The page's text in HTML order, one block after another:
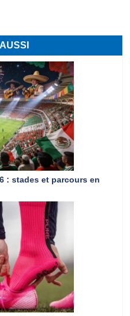
: stades et parcours en